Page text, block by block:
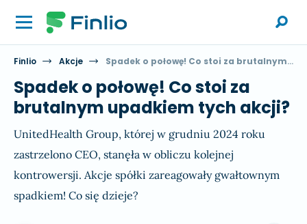
Finlio Akcje Spadek o połowę! Co stoi za brutalnym upadkiem tych akcji?
Spadek o połowę! Co stoi za
brutalnym upadkiem tych akcji?
UnitedHealth Group, której w grudniu 2024 roku
zastrzelono CEO, stanęła w obliczu kolejnej
kontrowersji. Akcje spółki zareagowały gwałtownym
spadkiem! Co się dzieje?